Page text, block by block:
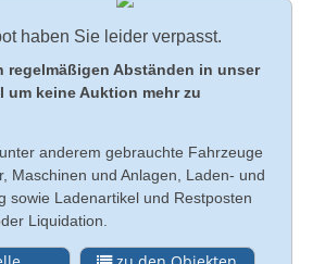
haben Sie leider verpasst.
regelmäßigen Abständen in unser
keine Auktion mehr zu
anderem gebrauchte Fahrzeuge
Maschinen und Anlagen, Laden- und
sowie Ladenartikel und Restposten
Liquidation.